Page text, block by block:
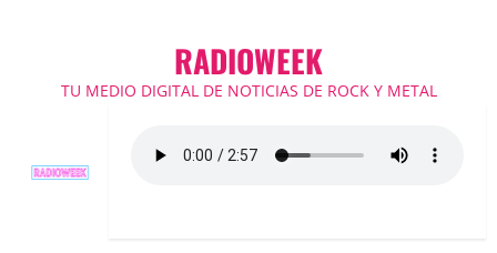
RADIOWEEK
TU MEDIO DIGITAL DE NOTICIAS DE ROCK Y METAL